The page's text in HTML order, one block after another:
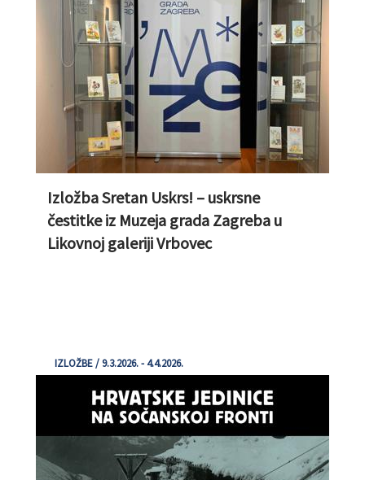
Izložba Sretan Uskrs! – uskrsne
čestitke iz Muzeja grada Zagreba u
Likovnoj galeriji Vrbovec
IZLOŽBE / 9.3.2026. - 4.4.2026.